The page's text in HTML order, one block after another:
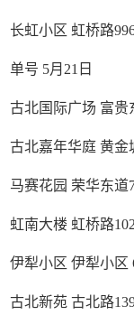
长虹小区 虹桥路
单号 5月21日
古北国际广场 富贵
古北嘉年华庭 黄金
马赛花园 荣华东道
虹南大楼 虹桥路
伊犁小区 伊犁小区
古北新苑 古北路